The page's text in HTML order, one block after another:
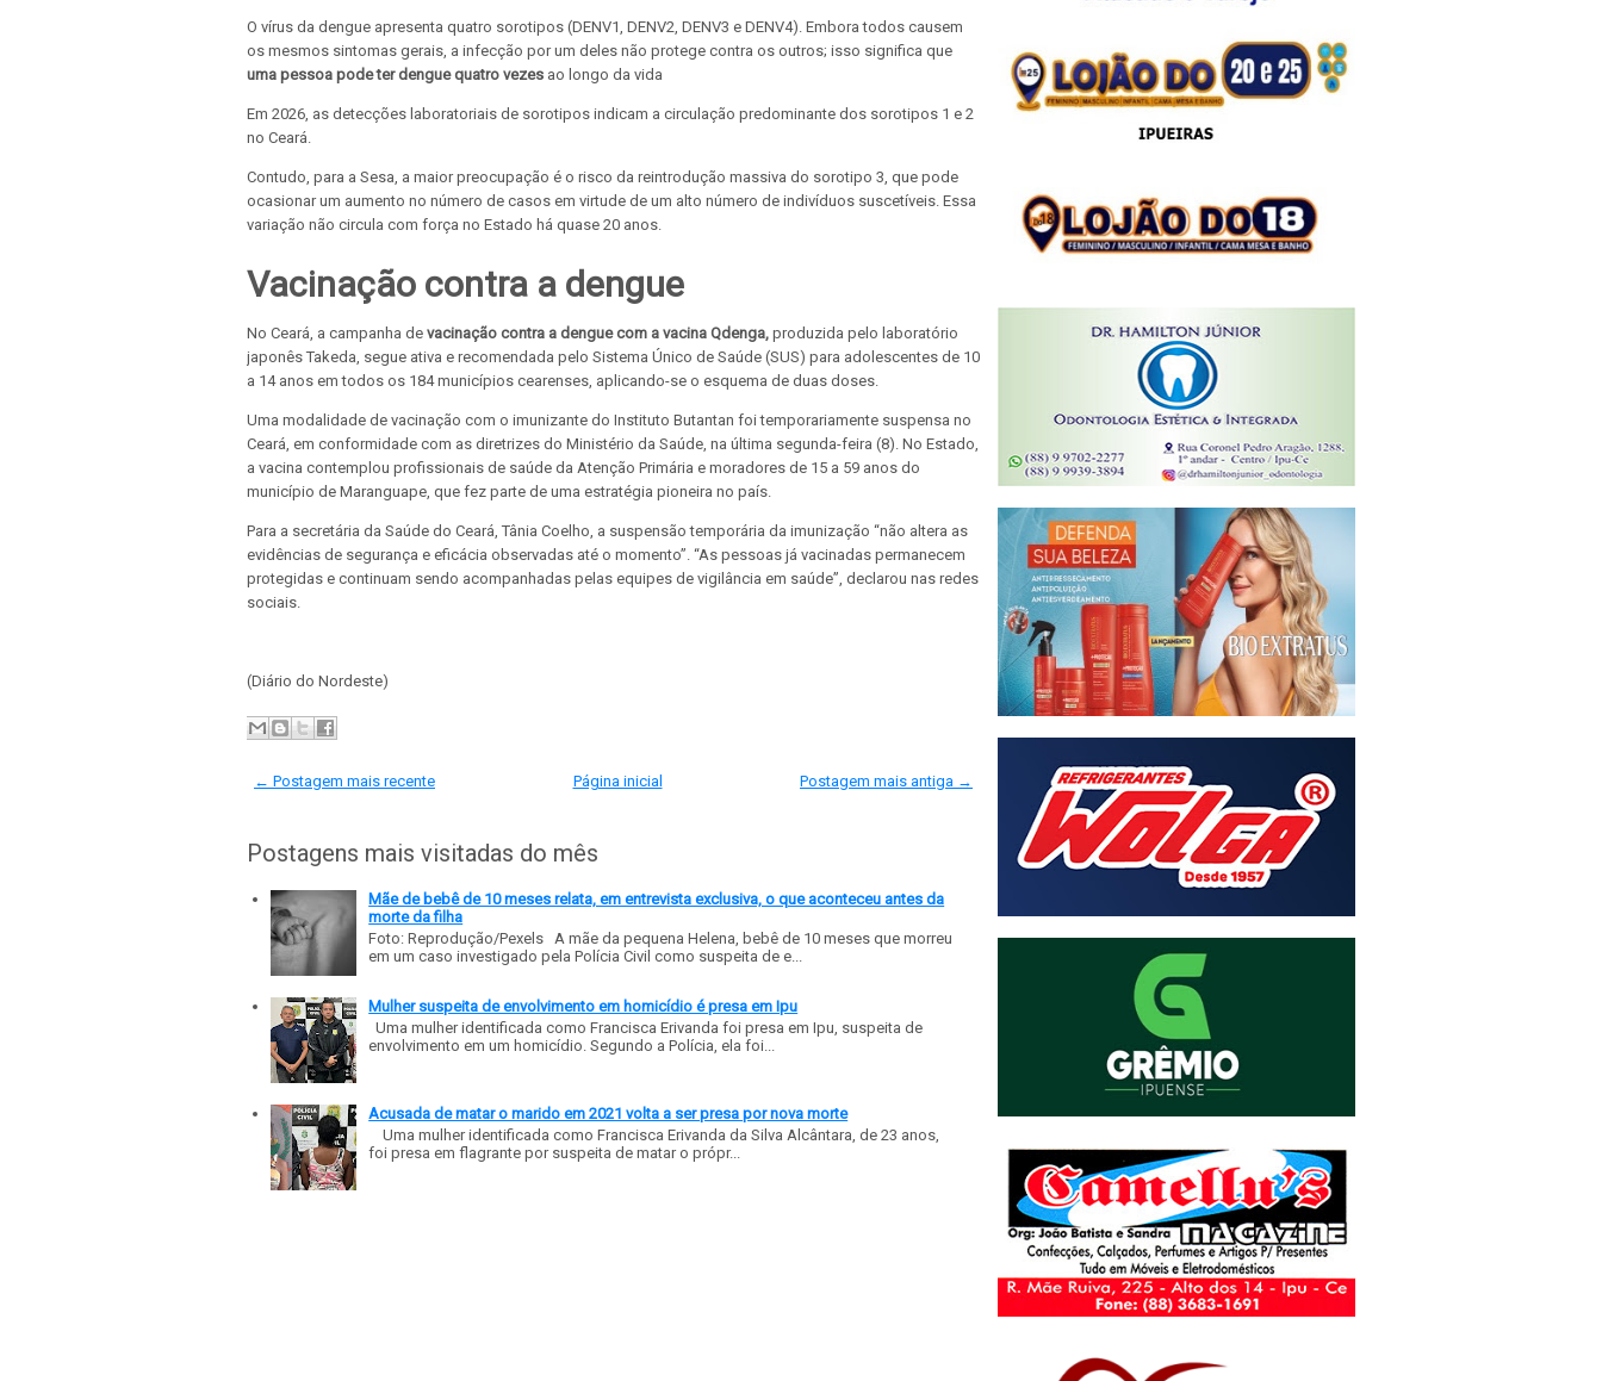
O vírus da dengue apresenta quatro sorotipos (DENV1, DENV2, DENV3 e DENV4). Embora todos causem
os mesmos sintomas gerais, a infecção por um deles não protege contra os outros; isso significa que
uma pessoa pode ter dengue quatro vezes ao longo da vida
Em 2026, as detecções laboratoriais de sorotipos indicam a circulação predominante dos sorotipos 1 e 2
no Ceará.
Contudo, para a Sesa, a maior preocupação é o risco da reintrodução massiva do sorotipo 3, que pode
ocasionar um aumento no número de casos em virtude de um alto número de indivíduos suscetíveis. Essa
variação não circula com força no Estado há quase 20 anos.
Vacinação contra a dengue
No Ceará, a campanha de vacinação contra a dengue com a vacina Qdenga, produzida pelo laboratório
japonês Takeda, segue ativa e recomendada pelo Sistema Único de Saúde (SUS) para adolescentes de 10
a 14 anos em todos os 184 municípios cearenses, aplicando-se o esquema de duas doses.
Uma modalidade de vacinação com o imunizante do Instituto Butantan foi temporariamente suspensa no
Ceará, em conformidade com as diretrizes do Ministério da Saúde, na última segunda-feira (8). No Estado,
a vacina contemplou profissionais de saúde da Atenção Primária e moradores de 15 a 59 anos do
município de Maranguape, que fez parte de uma estratégia pioneira no país.
Para a secretária da Saúde do Ceará, Tânia Coelho, a suspensão temporária da imunização “não altera as
evidências de segurança e eficácia observadas até o momento”. “As pessoas já vacinadas permanecem
protegidas e continuam sendo acompanhadas pelas equipes de vigilância em saúde”, declarou nas redes
sociais.
(Diário do Nordeste)
← Postagem mais recente Postagem mais antiga →
Página inicial
Postagens mais visitadas do mês
Mãe de bebê de 10 meses relata, em entrevista exclusiva, o que aconteceu antes da
morte da filha
Foto: Reprodução/Pexels A mãe da pequena Helena, bebê de 10 meses que morreu
em um caso investigado pela Polícia Civil como suspeita de e...
Mulher suspeita de envolvimento em homicídio é presa em Ipu
Uma mulher identificada como Francisca Erivanda foi presa em Ipu, suspeita de
envolvimento em um homicídio. Segundo a Polícia, ela foi...
Acusada de matar o marido em 2021 volta a ser presa por nova morte
Uma mulher identificada como Francisca Erivanda da Silva Alcântara, de 23 anos,
foi presa em flagrante por suspeita de matar o própr...